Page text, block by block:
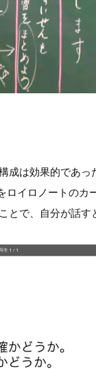
成は効果的であ
イロノートのカ
とで、自分が話す